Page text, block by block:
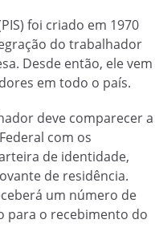
foi criado em 1970
do trabalhador
Desde então, ele vem
em todo o país.
deve comparecer a
com os
de identidade,
de residência.
um número de
para o recebimento do